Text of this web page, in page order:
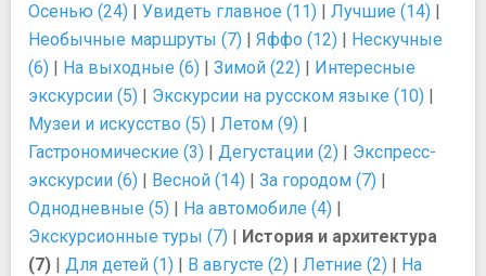
Осенью (24) | Увидеть главное (11) | Лучшие (14) |
Необычные маршруты (7) | Яффо (12) | Нескучные
(6) | На выходные (6) | Зимой (22) | Интересные
экскурсии (5) | Экскурсии на русском языке (10) |
Музеи и искусство (5) | Летом (9) |
Гастрономические (3) | Дегустации (2) | Экспресс-
экскурсии (6) | Весной (14) | За городом (7) |
Однодневные (5) | На автомобиле (4) |
Экскурсионные туры (7) | История и архитектура
(7) | Для детей (1) | В августе (2) | Летние (2) | На